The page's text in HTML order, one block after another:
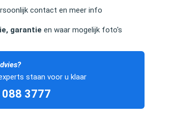
contact en meer info
garantie en waar mogelijk foto's
staan voor u klaar
3777